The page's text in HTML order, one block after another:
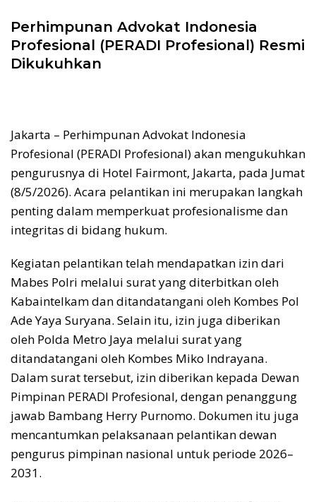
Perhimpunan Advokat Indonesia
Profesional (PERADI Profesional) Resmi
Dikukuhkan
Jakarta – Perhimpunan Advokat Indonesia
Profesional (PERADI Profesional) akan mengukuhkan
pengurusnya di Hotel Fairmont, Jakarta, pada Jumat
(8/5/2026). Acara pelantikan ini merupakan langkah
penting dalam memperkuat profesionalisme dan
integritas di bidang hukum.
Kegiatan pelantikan telah mendapatkan izin dari
Mabes Polri melalui surat yang diterbitkan oleh
Kabaintelkam dan ditandatangani oleh Kombes Pol
Ade Yaya Suryana. Selain itu, izin juga diberikan
oleh Polda Metro Jaya melalui surat yang
ditandatangani oleh Kombes Miko Indrayana.
Dalam surat tersebut, izin diberikan kepada Dewan
Pimpinan PERADI Profesional, dengan penanggung
jawab Bambang Herry Purnomo. Dokumen itu juga
mencantumkan pelaksanaan pelantikan dewan
pengurus pimpinan nasional untuk periode 2026–
2031.